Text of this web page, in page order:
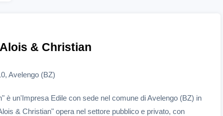
& Christian
Avelengo (BZ)
è un'Impresa Edile con sede nel comune di Avelengo (BZ) in
& Christian" opera nel settore pubblico e privato, con